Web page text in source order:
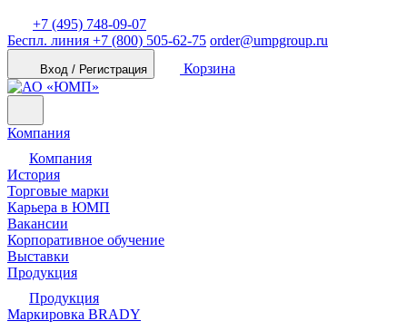
+7 (495) 748-09-07
Беспл. линия +7 (800) 505-62-75 order@umpgroup.ru
Вход / Регистрация Корзина
Компания
Компания
История
Торговые марки
Карьера в ЮМП
Вакансии
Корпоративное обучение
Выставки
Продукция
Продукция
Маркировка BRADY